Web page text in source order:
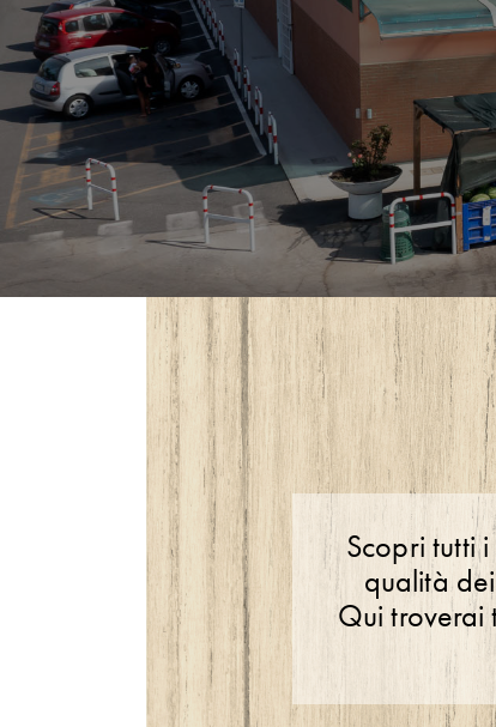
Scopri tutti
qualità
Qui troverai